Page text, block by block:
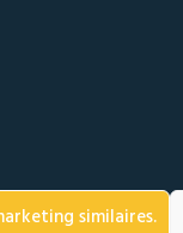
similaires.
una